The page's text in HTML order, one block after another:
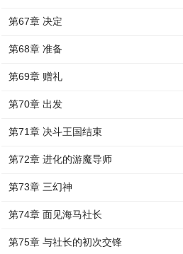
第67章 决定
第68章 准备
第69章 赠礼
第70章 出发
第71章 决斗王国结束
第72章 进化的游魔导师
第73章 三幻神
第74章 面见海马社长
第75章 与社长的初次交锋